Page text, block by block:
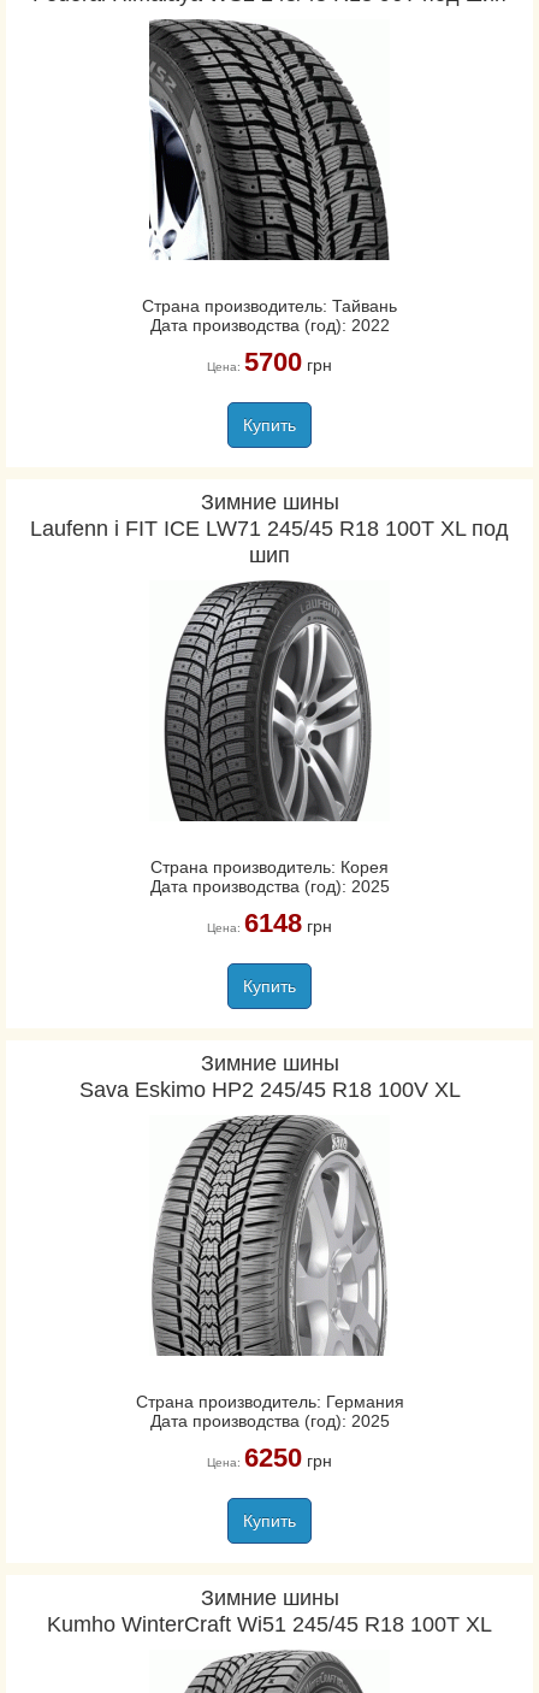
Страна производитель: Тайвань
Дата производства (год): 2022
Цена: 5700грн
Купить
Зимние шины
Laufenn i FIT ICE LW71 245/45 R18 100T XL под
шип
Страна производитель: Корея
Дата производства (год): 2025
Цена: 6148грн
Купить
Зимние шины
Sava Eskimo HP2 245/45 R18 100V XL
Страна производитель: Германия
Дата производства (год): 2025
Цена: 6250грн
Купить
Зимние шины
Kumho WinterCraft Wi51 245/45 R18 100T XL